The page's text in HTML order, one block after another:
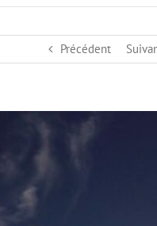
Précédent